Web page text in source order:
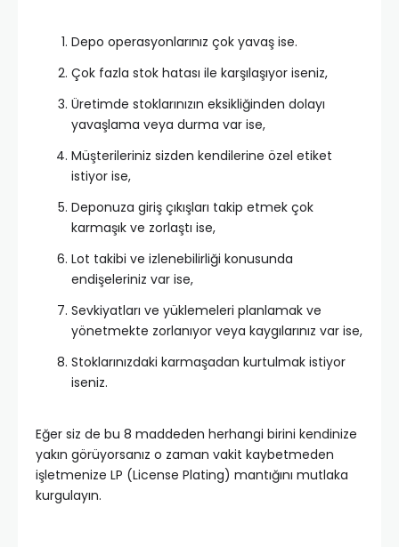
Depo operasyonlarınız çok yavaş ise.
Çok fazla stok hatası ile karşılaşıyor iseniz,
Üretimde stoklarınızın eksikliğinden dolayı
yavaşlama veya durma var ise,
Müşterileriniz sizden kendilerine özel etiket
istiyor ise,
Deponuza giriş çıkışları takip etmek çok
karmaşık ve zorlaştı ise,
Lot takibi ve izlenebilirliği konusunda
endişeleriniz var ise,
Sevkiyatları ve yüklemeleri planlamak ve
yönetmekte zorlanıyor veya kaygılarınız var ise,
Stoklarınızdaki karmaşadan kurtulmak istiyor
iseniz.
Eğer siz de bu 8 maddeden herhangi birini kendinize
yakın görüyorsanız o zaman vakit kaybetmeden
işletmenize LP (License Plating) mantığını mutlaka
kurgulayın.